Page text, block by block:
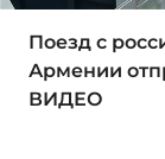
Поезд с
Армении
ВИДЕО